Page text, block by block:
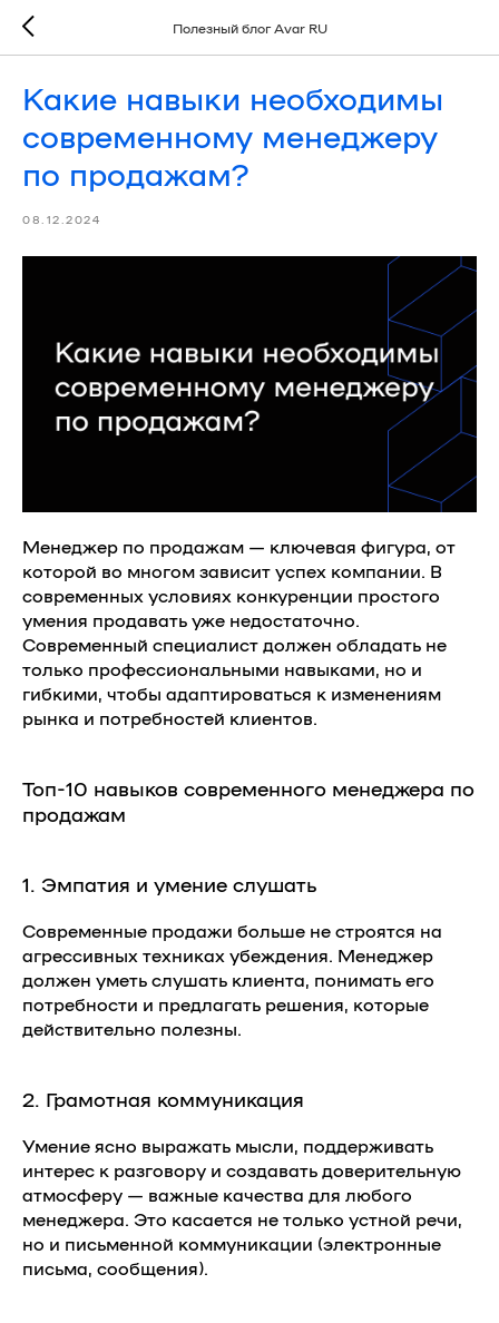
Полезный блог Avar RU
Какие навыки необходимы
современному менеджеру
по продажам?
08.12.2024
Менеджер по продажам — ключевая фигура, от
которой во многом зависит успех компании. В
современных условиях конкуренции простого
умения продавать уже недостаточно.
Современный специалист должен обладать не
только профессиональными навыками, но и
гибкими, чтобы адаптироваться к изменениям
рынка и потребностей клиентов.
Топ-10 навыков современного менеджера по
продажам
1. Эмпатия и умение слушать
Современные продажи больше не строятся на
агрессивных техниках убеждения. Менеджер
должен уметь слушать клиента, понимать его
потребности и предлагать решения, которые
действительно полезны.
2. Грамотная коммуникация
Умение ясно выражать мысли, поддерживать
интерес к разговору и создавать доверительную
атмосферу — важные качества для любого
менеджера. Это касается не только устной речи,
но и письменной коммуникации (электронные
письма, сообщения).